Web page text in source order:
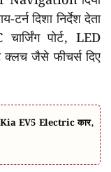
दिशा निर्देश देता
पोर्ट, LED
जैसे फीचर्स दिए
Kia EV5 Electric कार,